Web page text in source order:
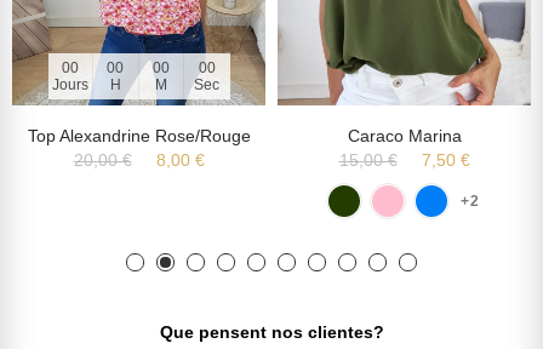
00
Jours
00
H
00
M
00
Sec
Top Alexandrine Rose/rouge
20,00 €
8,00 €
Caraco Marina
15,00 €
7,50 €
+2
Que pensent nos clientes?